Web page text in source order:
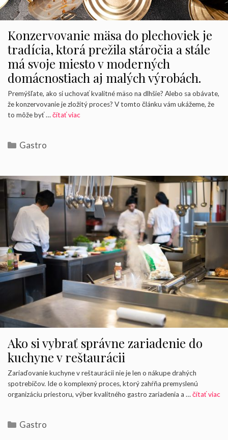
Konzervovanie mäsa do plechoviek je
tradícia, ktorá prežila stáročia a stále
má svoje miesto v moderných
domácnostiach aj malých výrobách.
Premýšľate, ako si uchovať kvalitné mäso na dlhšie? Alebo sa obávate,
že konzervovanie je zložitý proces? V tomto článku vám ukážeme, že
to môže byť …čítať viac
Kategórie
Gastro
Ako si vybrať správne zariadenie do
kuchyne v reštaurácii
Zariaďovanie kuchyne v reštaurácii nie je len o nákupe drahých
spotrebičov. Ide o komplexný proces, ktorý zahŕňa premyslenú
organizáciu priestoru, výber kvalitného gastro zariadenia a … čítať viac
Kategórie
Gastro